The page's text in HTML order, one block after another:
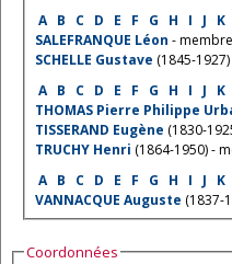
A B C D E F G H I J K
SALEFRANQUE Léon - membre
SCHELLE Gustave (1845-
A B C D E F G H I J K
THOMAS Pierre Philippe
TISSERAND Eugène (1830-
TRUCHY Henri (1864-1950) -
A B C D E F G H I J K
VANNACQUE Auguste (1837-
Coordonnées